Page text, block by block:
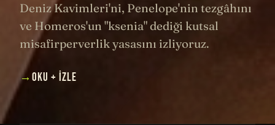
Deniz Kavimleri'ni, Penelope'nin tezgâhını
ve Homeros'un "ksenia" dediği kutsal
misafirperverlik yasasını izliyoruz.
→ OKU + İZLE